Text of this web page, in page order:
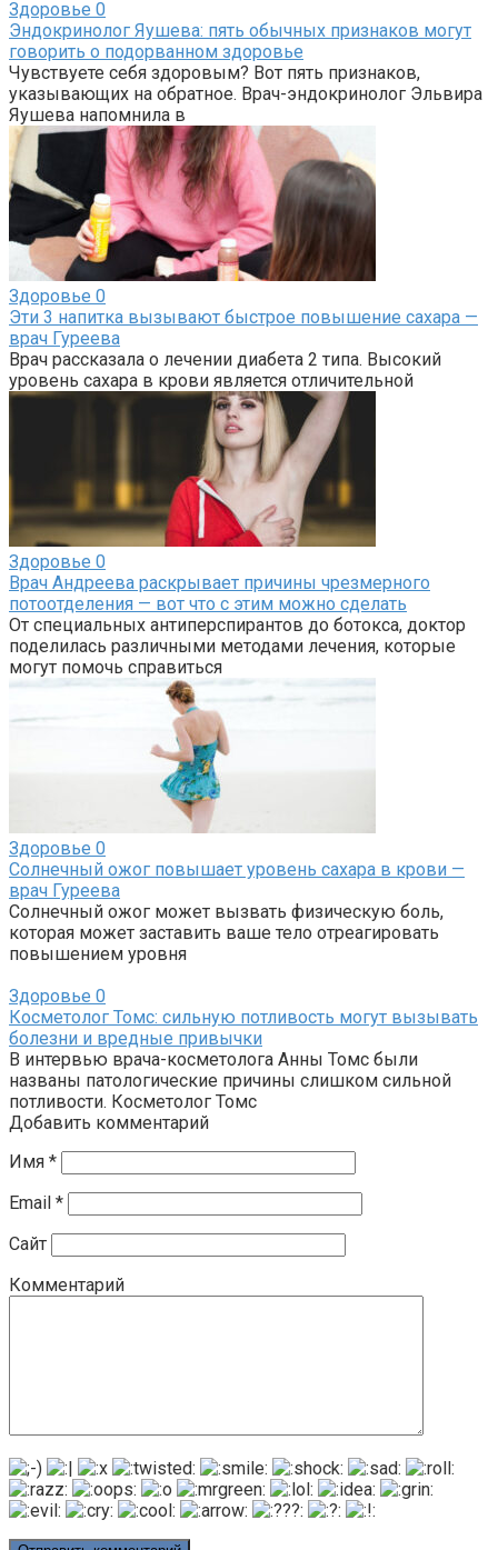
Здоровье 0
Эндокринолог Яушева: пять обычных признаков могут
говорить о подорванном здоровье
Чувствуете себя здоровым? Вот пять признаков,
указывающих на обратное. Врач-эндокринолог Эльвира
Яушева напомнила в
Здоровье 0
Эти 3 напитка вызывают быстрое повышение сахара —
врач Гуреева
Врач рассказала о лечении диабета 2 типа. Высокий
уровень сахара в крови является отличительной
Здоровье 0
Врач Андреева раскрывает причины чрезмерного
потоотделения — вот что с этим можно сделать
От специальных антиперспирантов до ботокса, доктор
поделилась различными методами лечения, которые
могут помочь справиться
Здоровье 0
Солнечный ожог повышает уровень сахара в крови —
врач Гуреева
Солнечный ожог может вызвать физическую боль,
которая может заставить ваше тело отреагировать
повышением уровня
Здоровье 0
Косметолог Томс: сильную потливость могут вызывать
болезни и вредные привычки
В интервью врача-косметолога Анны Томс были
названы патологические причины слишком сильной
потливости. Косметолог Томс
Добавить комментарий
Имя *
Email *
Сайт
Комментарий